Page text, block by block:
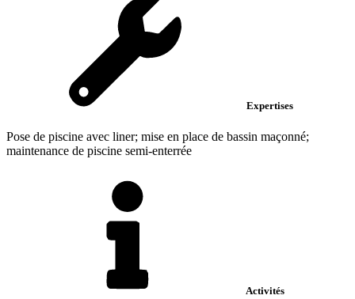
Expertises
Pose de piscine avec liner; mise en place de bassin maçonné;
maintenance de piscine semi-enterrée
Activités